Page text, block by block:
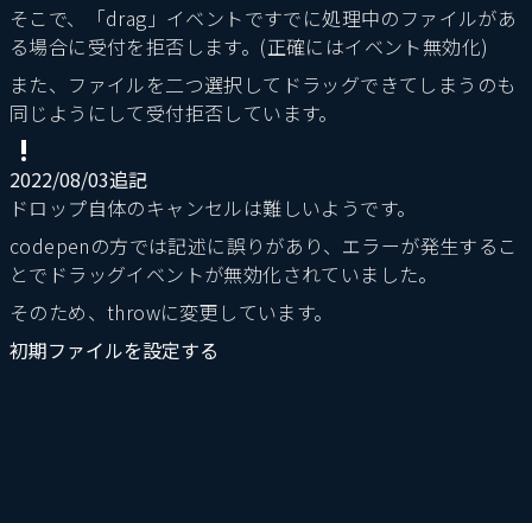
そこで、「drag」イベントですでに処理中のファイルがあ
る場合に受付を拒否します。(正確にはイベント無効化)
また、ファイルを二つ選択してドラッグできてしまうのも
同じようにして受付拒否しています。
2022/08/03追記
ドロップ自体のキャンセルは難しいようです。
codepenの方では記述に誤りがあり、エラーが発生するこ
とでドラッグイベントが無効化されていました。
そのため、throwに変更しています。
初期ファイルを設定する